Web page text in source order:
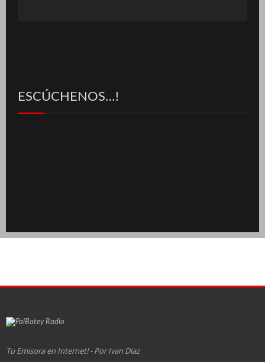
ESCÚCHENOS…!
Tu Emisora en Internet! - Por Ivan Diaz